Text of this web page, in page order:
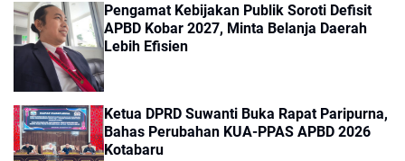
Pengamat Kebijakan Publik Soroti Defisit
APBD Kobar 2027, Minta Belanja Daerah
Lebih Efisien
Ketua DPRD Suwanti Buka Rapat Paripurna,
Bahas Perubahan KUA-PPAS APBD 2026
Kotabaru